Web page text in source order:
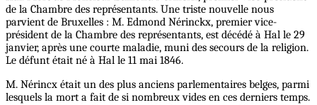
de la Chambre des représentants. Une triste nouvelle nous
parvient de Bruxelles : M. Edmond Nérinckx, premier vice-
président de la Chambre des représentants, est décédé à Hal le 29
janvier, après une courte maladie, muni des secours de la religion.
Le défunt était né à Hal le 11 mai 1846.
M. Nérincx était un des plus anciens parlementaires belges, parmi
lesquels la mort a fait de si nombreux vides en ces derniers temps.